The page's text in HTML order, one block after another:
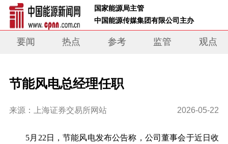
国家能源局主管
中国能源传媒集团有限公司主办
要闻 热点 参考 监管 观点
节能风电总经理任职
来源：上海证券交易所网站 2026-05-22
5月22日，节能风电发布公告称，公司董事会于近日收